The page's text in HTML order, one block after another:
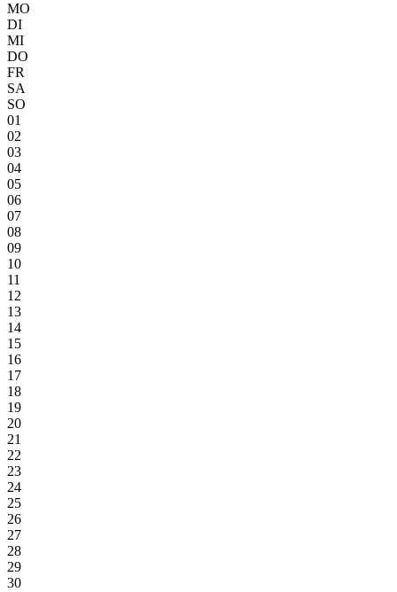
MO
DI
MI
DO
FR
SA
SO
01
02
03
04
05
06
07
08
09
10
11
12
13
14
15
16
17
18
19
20
21
22
23
24
25
26
27
28
29
30